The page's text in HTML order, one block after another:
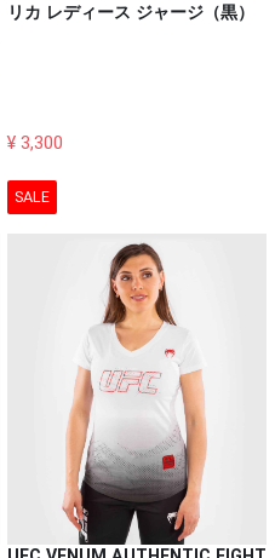
リカ レディース ジャージ（黒）
¥ 3,300
SALE